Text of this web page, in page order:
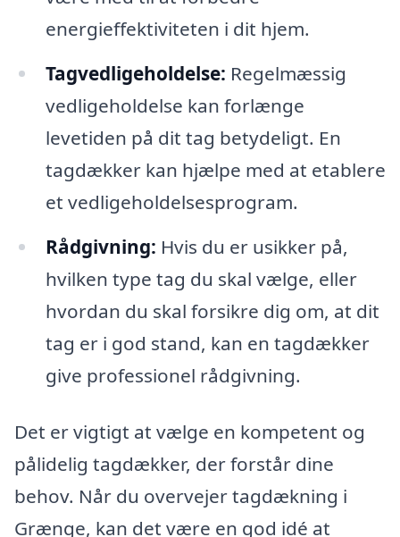
energieffektiviteten i dit hjem.
Tagvedligeholdelse: Regelmæssig
vedligeholdelse kan forlænge
levetiden på dit tag betydeligt. En
tagdækker kan hjælpe med at etablere
et vedligeholdelsesprogram.
Rådgivning: Hvis du er usikker på,
hvilken type tag du skal vælge, eller
hvordan du skal forsikre dig om, at dit
tag er i god stand, kan en tagdækker
give professionel rådgivning.
Det er vigtigt at vælge en kompetent og
pålidelig tagdækker, der forstår dine
behov. Når du overvejer tagdækning i
Grænge, kan det være en god idé at